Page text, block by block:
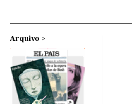
Arquivo